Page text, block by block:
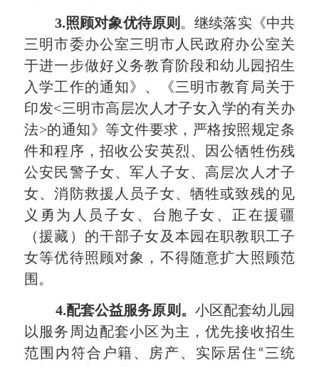
3.照顾对象优待原则 。继续落实《中共
三明市委办公室三明市人民政府办公室关
于进一步做好义务教育阶段和幼儿园招生
入学工作的通知》、《三明市教育局关于
印发<三明市高层次人才子女入学的有关办
法>的通知》等文件要求，严格按照规定条
件和程序，招收公安英烈、因公牺牲伤残
公安民警子女、军人子女、 高层次人才子
女、消防救援人员子女、 牺牲或致残的 见
义 勇为人员子女、台胞子女、正在援疆
（援藏）的干部子女及本园在职教职工子
女等优待照顾对象，不得随意扩大照顾范
围。
4.配套公益服务原则。 小区配套幼儿园
以服务周边配套小区为主，优先接收招生
范围内符合 户籍 、房产、实际居住 “ 三统